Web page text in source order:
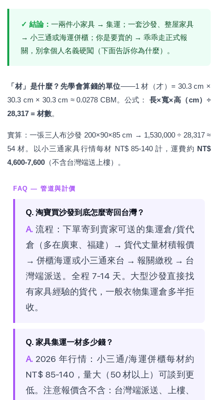
✓ 結論： 一兩件小家具 → 集運；一套沙發、整屋家具
→ 小三通或海運併櫃；你是要賣的 → 乖乖走正式報
關，別拿個人名義硬闖（下面告訴你為什麼）。
「材」是什麼？先學會算錢的單位——1 材（才）= 30.3 cm ×
30.3 cm × 30.3 cm ≈ 0.0278 CBM。公式： 長×寬×高（cm）÷
28,317 = 材數。
實算：一張三人布沙發 200×90×85 cm → 1,530,000 ÷ 28,317 ≈
54 材。以小三通家具行情每材 NT$ 85-140 計，運費約 NT$
4,600-7,600 （不含台灣端送上樓）。
FAQ — 管道與計價
Q. 淘寶買沙發到底怎麼寄回台灣？
A. 流程：下單寄到賣家可送的集運倉/貨代
倉（多在廣東、福建）→ 貨代丈量材積報價
→ 併櫃海運或小三通來台 → 報關繳稅 → 台
灣端派送。全程 7-14 天。大型沙發直接找
有家具經驗的貨代，一般衣物集運倉多半拒
收。
Q. 家具集運一材多少錢？
A. 2026 年行情：小三通/海運併櫃每材約
NT$ 85-140，量大（50 材以上）可談到更
低。注意報價含不含：台灣端派送、上樓、